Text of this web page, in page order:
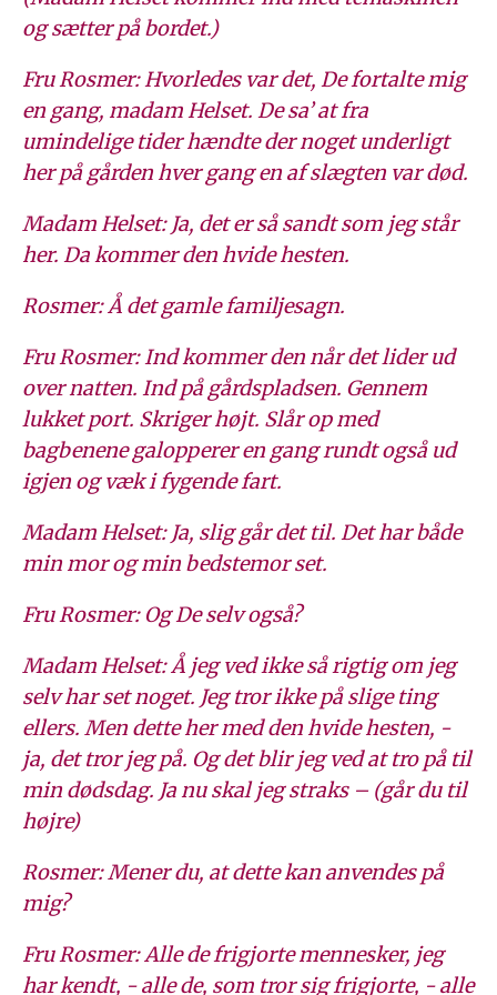
og sætter på bordet.)
Fru Rosmer: Hvorledes var det, De fortalte mig
en gang, madam Helset. De sa’ at fra
umindelige tider hændte der noget underligt
her på gården hver gang en af slægten var død.
Madam Helset: Ja, det er så sandt som jeg står
her. Da kommer den hvide hesten.
Rosmer: Å det gamle familjesagn.
Fru Rosmer: Ind kommer den når det lider ud
over natten. Ind på gårdspladsen. Gennem
lukket port. Skriger højt. Slår op med
bagbenene galopperer en gang rundt også ud
igjen og væk i fygende fart.
Madam Helset: Ja, slig går det til. Det har både
min mor og min bedstemor set.
Fru Rosmer: Og De selv også?
Madam Helset: Å jeg ved ikke så rigtig om jeg
selv har set noget. Jeg tror ikke på slige ting
ellers. Men dette her med den hvide hesten, -
ja, det tror jeg på. Og det blir jeg ved at tro på til
min dødsdag. Ja nu skal jeg straks – (går du til
højre)
Rosmer: Mener du, at dette kan anvendes på
mig?
Fru Rosmer: Alle de frigjorte mennesker, jeg
har kendt, - alle de, som tror sig frigjorte, - alle